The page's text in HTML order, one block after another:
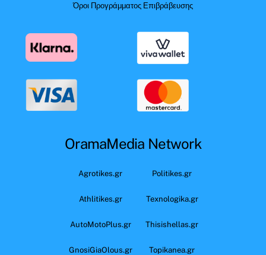
Όροι Προγράμματος Επιβράβευσης
OramaMedia Network
Agrotikes.gr Politikes.gr
Athlitikes.gr Texnologika.gr
AutoMotoPlus.gr Thisishellas.gr
GnosiGiaOlous.gr Topikanea.gr